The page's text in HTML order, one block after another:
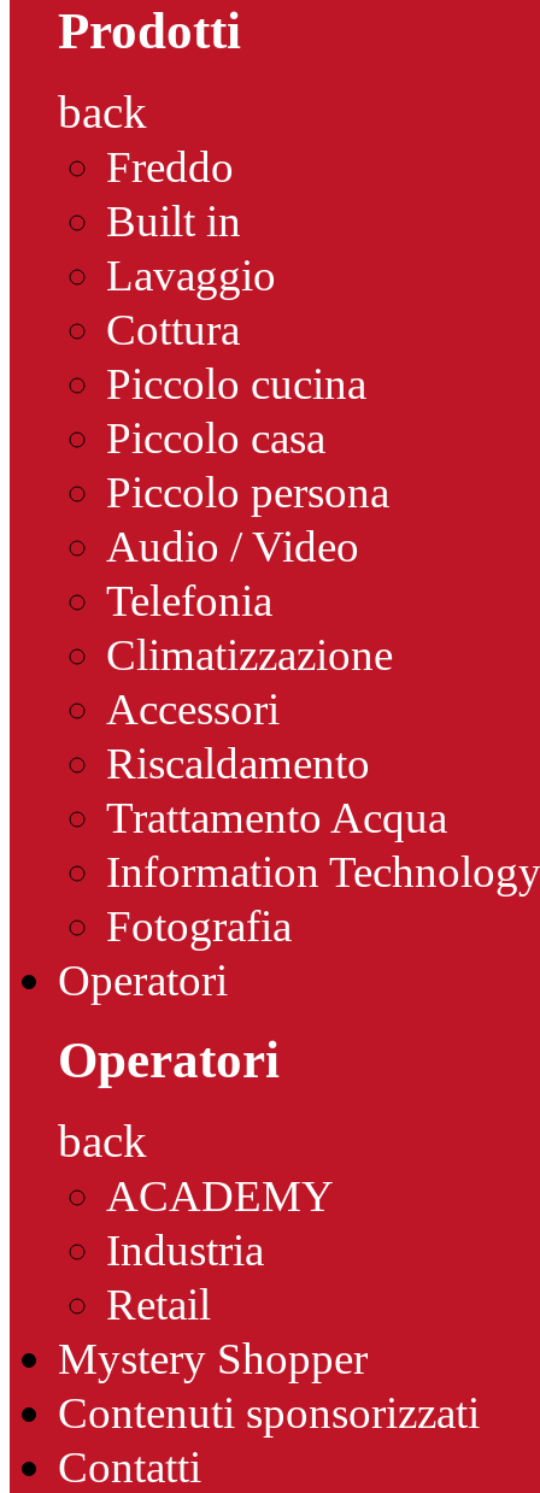
Prodotti
back
Freddo
Built in
Lavaggio
Cottura
Piccolo cucina
Piccolo casa
Piccolo persona
Audio / Video
Telefonia
Climatizzazione
Accessori
Riscaldamento
Trattamento Acqua
Information Technology
Fotografia
Operatori
Operatori
back
ACADEMY
Industria
Retail
Mystery Shopper
Contenuti sponsorizzati
Contatti